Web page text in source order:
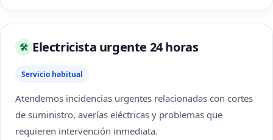
🛠 Electricista urgente 24 horas
Servicio habitual
Atendemos incidencias urgentes relacionadas con cortes
de suministro, averías eléctricas y problemas que
requieren intervención inmediata.